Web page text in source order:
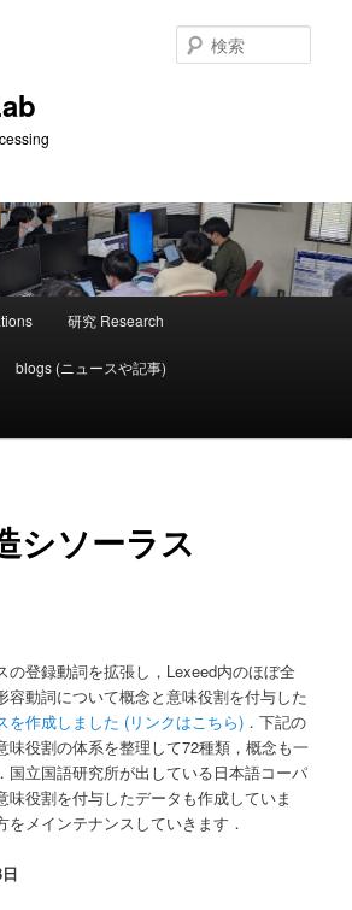
索
研究 Research
blogs (ニュースや記事)
シソーラス
の登録動詞を拡張し，Lexeed内のほぼ全
容動詞について概念と意味役割を付与した
を作成しました (リンクはこちら) ．下記の
味役割の体系を整理して72種類，概念も一
国立国語研究所が出している日本語コーパ
味役割を付与したデータも作成していま
をメインテナンスしていきます．